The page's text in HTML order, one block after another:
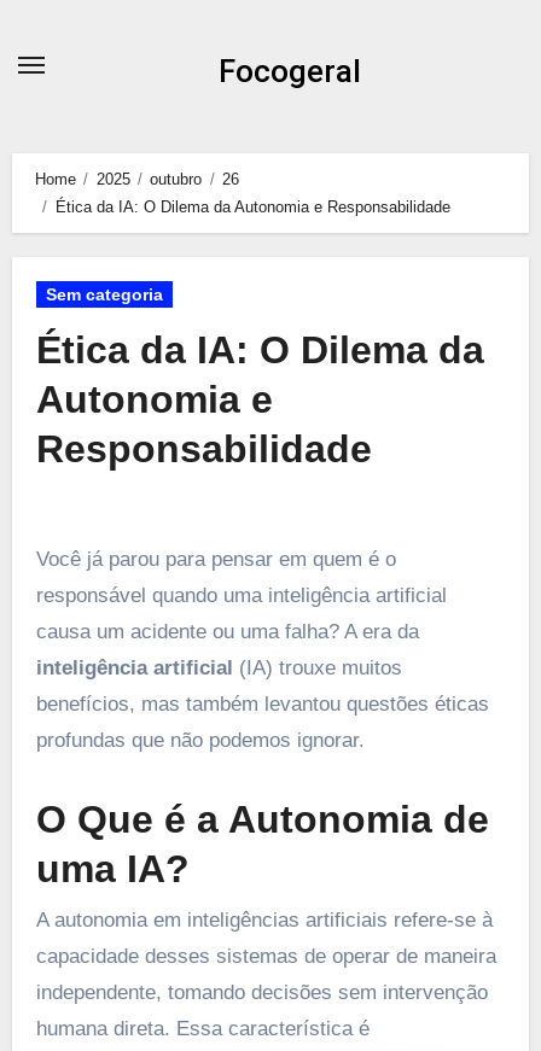
Focogeral
Home 2025 outubro
26
Ética da IA: O Dilema da Autonomia e Responsabilidade
Sem categoria
Ética da IA: O Dilema da
Autonomia e
Responsabilidade
Você já parou para pensar em quem é o
responsável quando uma inteligência artificial
causa um acidente ou uma falha? A era da
inteligência artificial (IA) trouxe muitos
benefícios, mas também levantou questões éticas
profundas que não podemos ignorar.
O Que é a Autonomia de
uma IA?
A autonomia em inteligências artificiais refere-se à
capacidade desses sistemas de operar de maneira
independente, tomando decisões sem intervenção
humana direta. Essa característica é